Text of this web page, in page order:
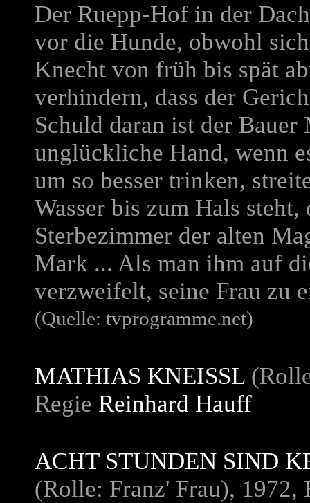
Der Ruepp-Hof in der
vor die Hunde, obwohl
Knecht von früh bis spät
verhindern, dass der
Schuld daran ist der
unglückliche Hand, wenn
um so besser trinken,
Wasser bis zum Hals
Sterbezimmer der alten
Mark ... Als man ihm auf
verzweifelt, seine Frau zu
(Quelle: tvprogramme.net)
MATHIAS KNEISSL
Regie Reinhard Hauff
ACHT STUNDEN SIND
(Rolle: Franz' Frau), 1972,